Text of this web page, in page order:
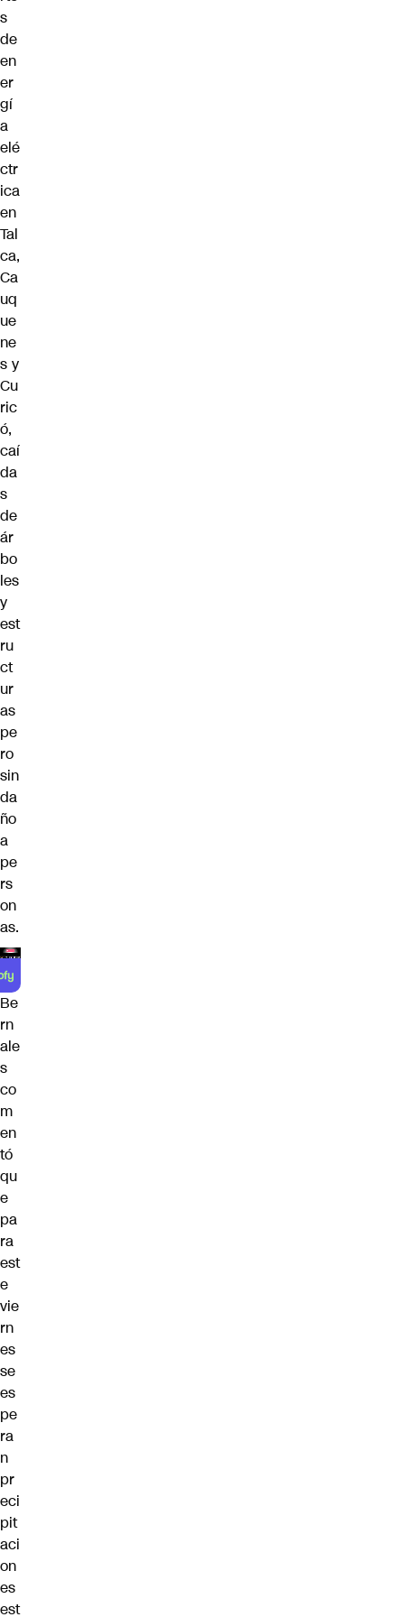
s
de
en
er
gí
a
elé
ctr
ica
en
Tal
ca,
Ca
uq
ue
ne
s y
Cu
ric
ó,
caí
da
s
de
ár
bo
les
y
est
ru
ct
ur
as
pe
ro
sin
da
ño
a
pe
rs
on
as.
Be
rn
ale
s
co
m
en
tó
qu
e
pa
ra
est
e
vie
rn
es
se
es
pe
ra
n
pr
eci
pit
aci
on
es
est